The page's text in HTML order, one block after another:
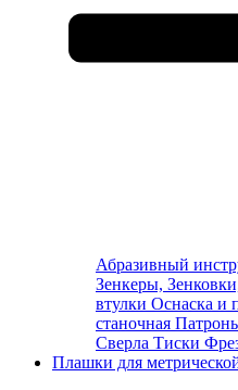
Абразивный
Зенкеры,
втулки Оснаска и
станочная
Сверла Тиски
Плашки для